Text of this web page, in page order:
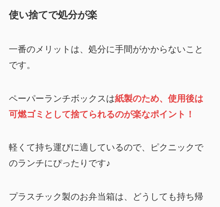
使い捨てで処分が楽
一番のメリットは、処分に手間がかからないこと
です。
ペーパーランチボックスは紙製のため、使用後は
可燃ゴミとして捨てられるのが楽なポイント！
軽くて持ち運びに適しているので、ピクニックで
のランチにぴったりです♪
プラスチック製のお弁当箱は、どうしても持ち帰